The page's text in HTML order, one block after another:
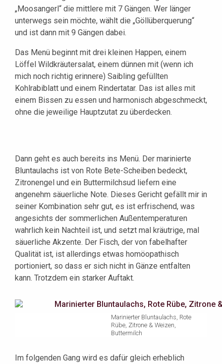
„Moosangerl“ die mittlere mit 7 Gängen. Wer länger
unterwegs sein möchte, wählt die „Göllüberquerung“
und ist dann mit 9 Gängen dabei.
Das Menü beginnt mit drei kleinen Happen, einem
Löffel Wildkräutersalat, einem dünnen mit (wenn ich
mich noch richtig erinnere) Saibling gefüllten
Kohlrabiblatt und einem Rindertatar. Das ist alles mit
einem Bissen zu essen und harmonisch abgeschmeckt,
ohne die jeweilige Hauptzutat zu überdecken.
Dann geht es auch bereits ins Menü. Der marinierte
Bluntaulachs ist von Rote Bete-Scheiben bedeckt,
Zitronengel und ein Buttermilchsud liefern eine
angenehm säuerliche Note. Dieses Gericht gefällt mir in
seiner Kombination sehr gut, es ist erfrischend, was
angesichts der sommerlichen Außentemperaturen
wahrlich kein Nachteil ist, und setzt mal kräutrige, mal
säuerliche Akzente. Der Fisch, der von fabelhafter
Qualität ist, ist allerdings etwas homöopathisch
portioniert, so dass er sich nicht in Gänze entfalten
kann. Trotzdem ein starker Auftakt.
Marinierter Bluntaulachs, Rote
Rübe, Zitrone & Weizen,
Buttermilch
Im folgenden Gang wird es dafür gleich erheblich